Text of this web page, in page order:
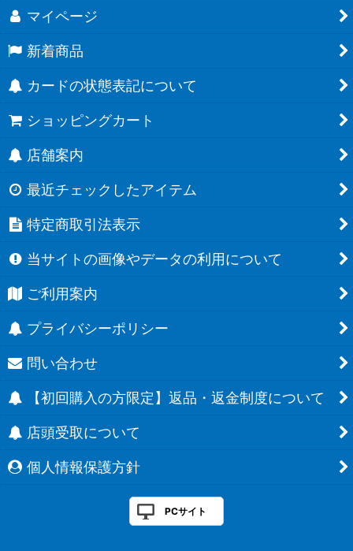
マイページ
新着商品
カードの状態表記について
ショッピングカート
店舗案内
最近チェックしたアイテム
特定商取引法表示
当サイトの画像やデータの利用について
ご利用案内
プライバシーポリシー
問い合わせ
【初回購入の方限定】返品・返金制度について
店頭受取について
個人情報保護方針
PCサイト